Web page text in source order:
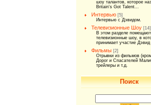
шоу талантов, которое
Britain's Got Talent...
Интервью [5]
Интервью с Дэвидом.
Телевизионные Шоу [14]
В этом разделе
телевизионные шоу, в
принимает участие Дэвид
Фильмы [2]
Отрывки из фильмов
Дорог и Спасателей
трейлеры и т.д.
Поиск